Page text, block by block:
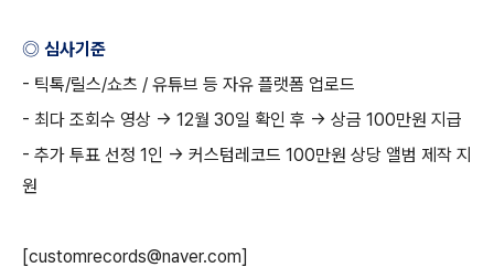
◎ 심사기준
- 틱톡/릴스/쇼츠 / 유튜브 등 자유 플랫폼 업로드
- 최다 조회수 영상 → 12월 30일 확인 후 → 상금 100만원 지급
- 추가 투표 선정 1인 → 커스텀레코드 100만원 상당 앨범 제작 지
원
[customrecords@naver.com]